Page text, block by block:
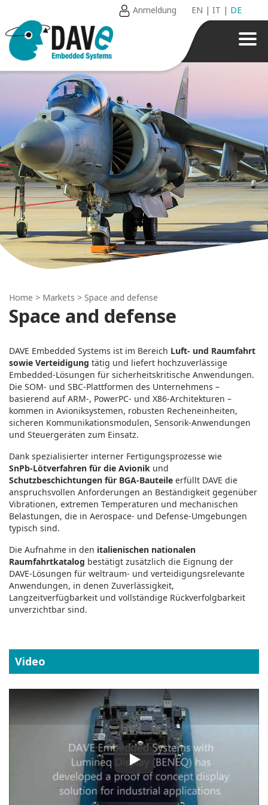
Anmeldung EN |IT | DE
Home > Markets > Space and defense
Space and defense
DAVE Embedded Systems ist im Bereich Luft‑ und Raumfahrt
sowie Verteidigung tätig und liefert hochzuverlässige
Embedded‑Lösungen für sicherheitskritische Anwendungen.
Die SOM‑ und SBC‑Plattformen des Unternehmens –
basierend auf ARM‑, PowerPC‑ und X86‑Architekturen –
kommen in Avioniksystemen, robusten Recheneinheiten,
sicheren Kommunikationsmodulen, Sensorik‑Anwendungen
und Steuergeräten zum Einsatz.
Dank spezialisierter interner Fertigungsprozesse wie
SnPb‑Lötverfahren für die Avionik und
Schutzbeschichtungen für BGA‑Bauteile erfüllt DAVE die
anspruchsvollen Anforderungen an Beständigkeit gegenüber
Vibrationen, extremen Temperaturen und mechanischen
Belastungen, die in Aerospace‑ und Defense‑Umgebungen
typisch sind.
Die Aufnahme in den italienischen nationalen
Raumfahrtkatalog bestätigt zusätzlich die Eignung der
DAVE‑Lösungen für weltraum‑ und verteidigungsrelevante
Anwendungen, in denen Zuverlässigkeit,
Langzeitverfügbarkeit und vollständige Rückverfolgbarkeit
unverzichtbar sind.
Video
Play